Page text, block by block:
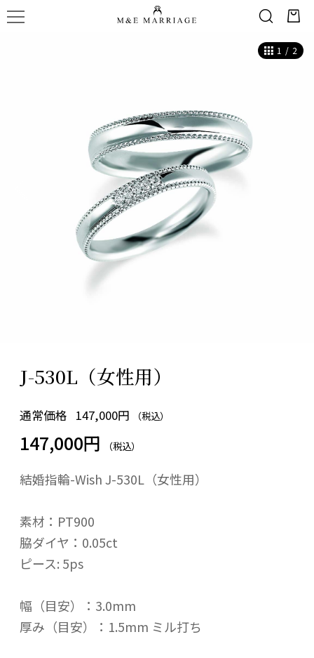
1 / 2
J-530L（女性用）
通常価格 147,000円 （税込）
147,000円 （税込）
結婚指輪-Wish J-530L（女性用）
素材：PT900
脇ダイヤ：0.05ct
ピース: 5ps
幅（目安）：3.0mm
厚み（目安）：1.5mm ミル打ち